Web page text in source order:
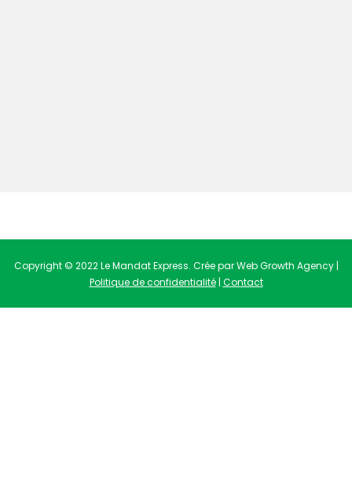
Copyright © 2022 Le Mandat Express. Crée par Web Growth Agency |
Politique de confidentialité| Contact